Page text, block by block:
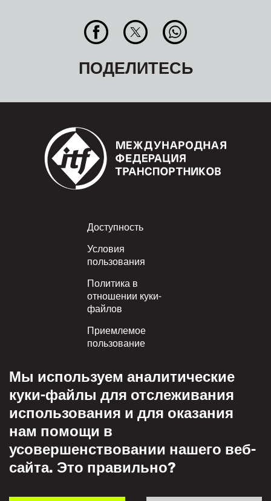
ПОДЕЛИТЕСЬ
Footer
Доступность
Условия
пользования
Политика в
отношении куки-
файлов
Приемлемое
пользование
конфиденциальности
Политика взаимного
уважения
Мы используем аналитические
куки-файлы для отслеживания
использования и для оказания
нам помощи в
усовершенствовании нашего веб-
сайта. Это правильно?